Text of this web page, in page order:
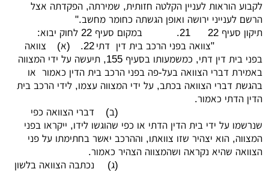
לקבוע הוראות לעניין הקלטה חזותית, שמירתה, הפקדתה אצל
הרשם לענייני ירושה ואופן הגשתה כחומר מחשב."
תיקון סעיף 22
21.
במקום סעיף 22 לחוק יבוא:
"צוואה בפני הרכב בית דין דתי 22. (א)
צוואה
בפני בית דין דתי, כמשמעותו בסעיף 155, תיעשה על ידי המצווה
באמירת דברי הצוואה בעל-פה בפני הרכב בית הדין כאמור או
בהגשת דברי הצוואה בכתב, על ידי המצווה עצמו, לידי הרכב בית
הדין הדתי כאמור.
(ב)
דברי הצוואה כפי
שנרשמו על ידי בית הדין הדתי או כפי שהוגשו לידו, ייקראו בפני
המצווה, הוא יצהיר שזו צוואתו, וההרכב יאשר בחתימתו על פני
הצוואה שהיא נקראה ושהמצווה הצהיר כאמור.
(ג)
נכתבה הצוואה בלשון